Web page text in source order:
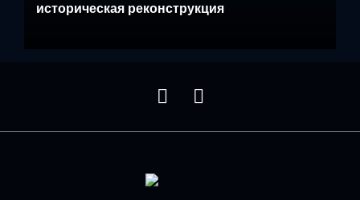
историческая реконструкция